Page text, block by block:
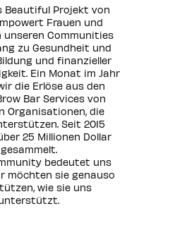
Beautiful Projekt von
Frauen und
unseren Communities
zu Gesundheit und
und finanzieller
Ein Monat im Jahr
die Erlöse aus den
Bar Services von
Organisationen, die
Seit 2015
25 Millionen Dollar
gesammelt.
bedeutet uns
möchten sie genauso
wie sie uns